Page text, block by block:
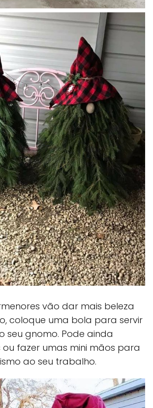
vão dar mais beleza
coloque uma bola para servir
seu gnomo. Pode ainda
fazer umas mini mãos para
ao seu trabalho.